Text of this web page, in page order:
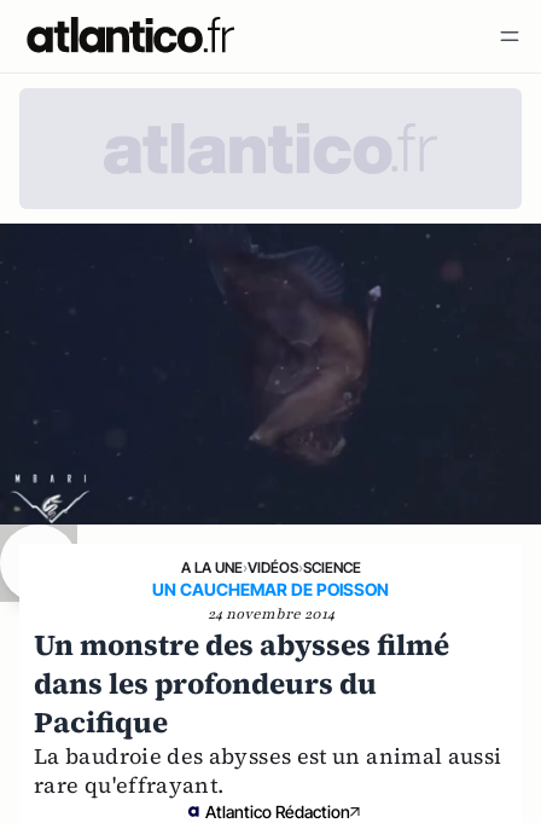
A LA UNE›VIDÉOS›SCIENCE
UN CAUCHEMAR DE POISSON
24 novembre 2014
Un monstre des abysses filmé
dans les profondeurs du
Pacifique
La baudroie des abysses est un animal aussi
rare qu'effrayant.
Atlantico Rédaction